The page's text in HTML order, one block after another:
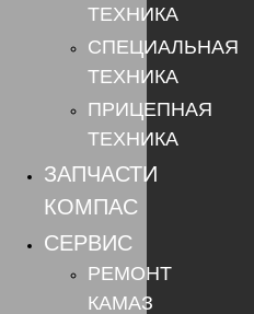
ТЕХНИКА
СПЕЦИАЛЬНАЯ
ТЕХНИКА
ПРИЦЕПНАЯ
ТЕХНИКА
ЗАПЧАСТИ
КОМПАС
СЕРВИС
РЕМОНТ
КАМАЗ